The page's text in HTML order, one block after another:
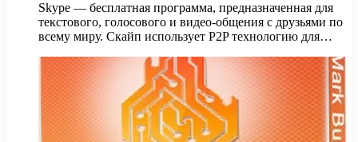
Skype — бесплатная программа, предназначенная для
текстового, голосового и видео-общения с друзьями по
всему миру. Скайп использует P2P технологию для…